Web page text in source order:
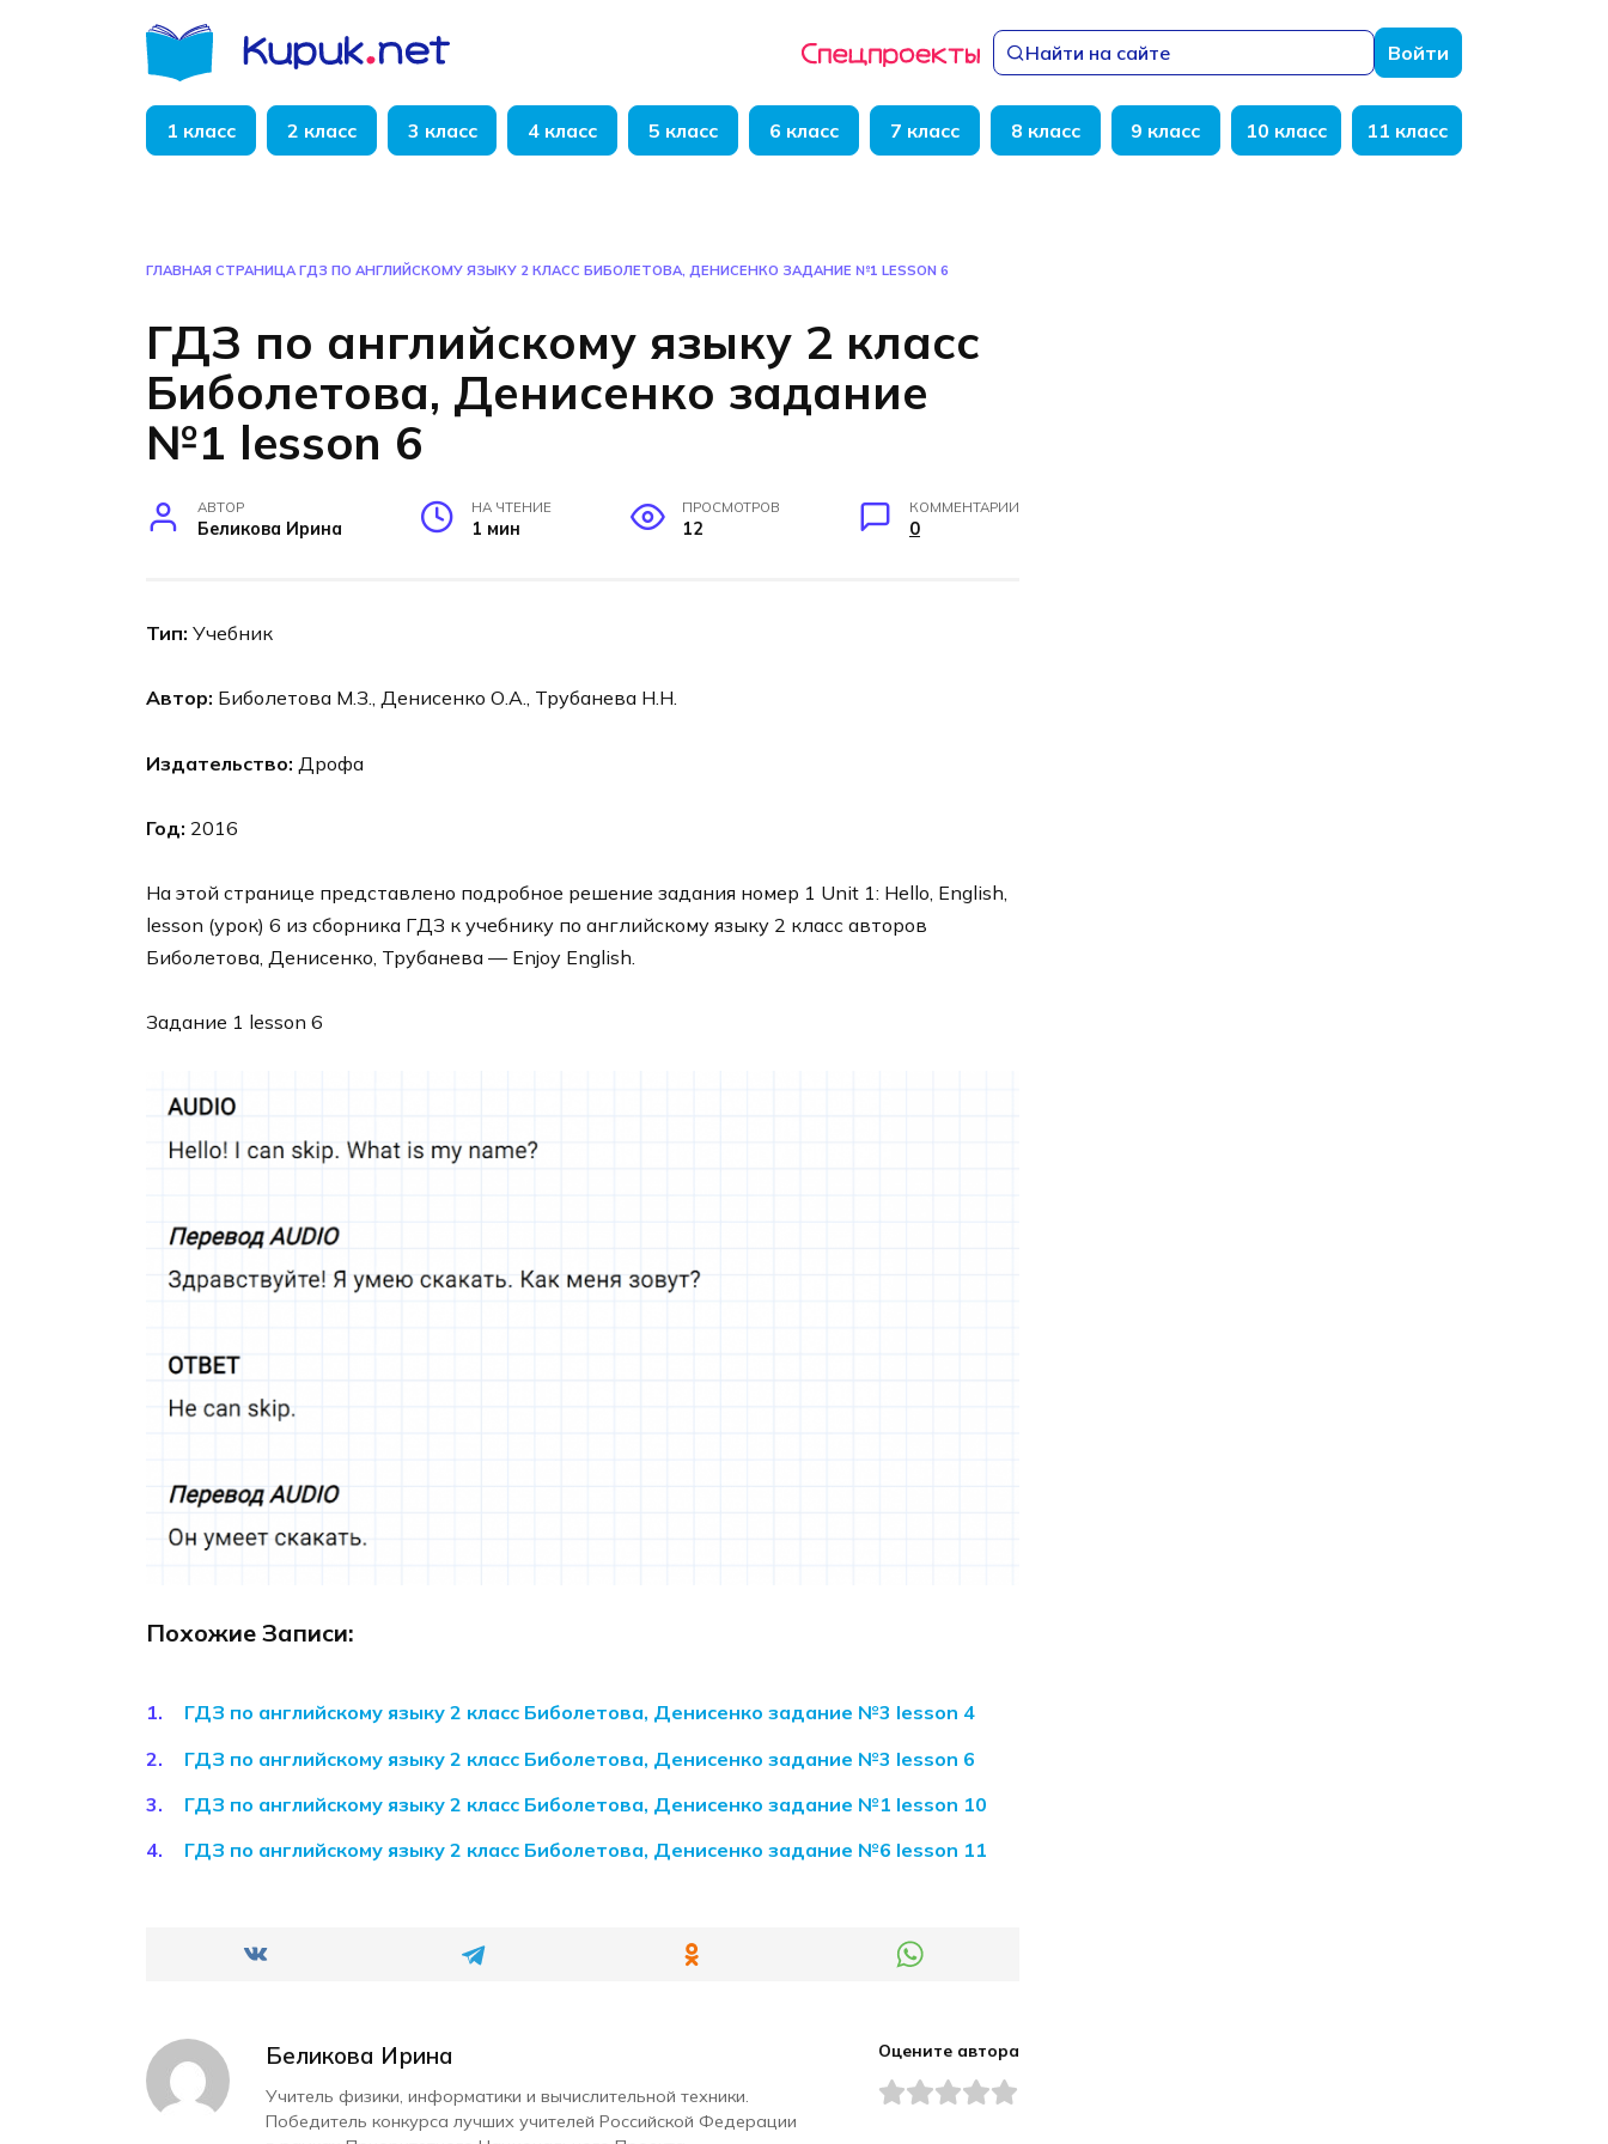
Найти на сайте Войти
1 класс 2 класс 3 класс 4 класс 5 класс 6 класс 7 класс 8 класс 9 класс 10 класс 11 класс
ГЛАВНАЯ СТРАНИЦА ГДЗ ПО АНГЛИЙСКОМУ ЯЗЫКУ 2 КЛАСС БИБОЛЕТОВА, ДЕНИСЕНКО ЗАДАНИЕ №1 LESSON 6
ГДЗ по английскому языку 2 класс
Биболетова, Денисенко задание
№1 lesson 6
АВТОР
Беликова Ирина
НА ЧТЕНИЕ
1 мин
ПРОСМОТРОВ
12
КОММЕНТАРИИ
0
Тип: Учебник
Автор: Биболетова М.З., Денисенко О.А., Трубанева Н.Н.
Издательство: Дрофа
Год: 2016
На этой странице представлено подробное решение задания номер 1 Unit 1: Hello, English,
lesson (урок) 6 из сборника ГДЗ к учебнику по английскому языку 2 класс авторов
Биболетова, Денисенко, Трубанева — Enjoy English.
Задание 1 lesson 6
Похожие Записи:
ГДЗ по английскому языку 2 класс Биболетова, Денисенко задание №3 lesson 4
ГДЗ по английскому языку 2 класс Биболетова, Денисенко задание №3 lesson 6
ГДЗ по английскому языку 2 класс Биболетова, Денисенко задание №1 lesson 10
ГДЗ по английскому языку 2 класс Биболетова, Денисенко задание №6 lesson 11
Беликова Ирина
Учитель физики, информатики и вычислительной техники.
Победитель конкурса лучших учителей Российской Федерации
Оцените автора